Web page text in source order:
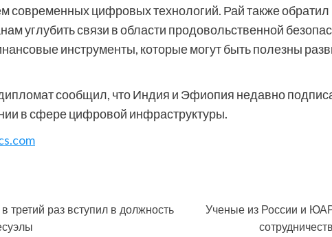
современных цифровых технологий. Рай также обратил
углубить связи в области продовольственной
инструменты, которые могут быть полезны
сообщил, что Индия и Эфиопия недавно
в сфере цифровой инфраструктуры.
третий раз вступил в должность
Ученые из России и